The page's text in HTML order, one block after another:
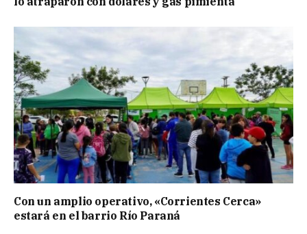
Con un amplio operativo, «Corrientes Cerca»
estará en el barrio Río Paraná